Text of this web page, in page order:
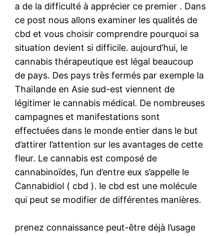
a de la difficulté à apprécier ce premier . Dans
ce post nous allons examiner les qualités de
cbd et vous choisir comprendre pourquoi sa
situation devient si difficile. aujourd’hui, le
cannabis thérapeutique est légal beaucoup
de pays. Des pays très fermés par exemple la
Thaïlande en Asie sud-est viennent de
légitimer le cannabis médical. De nombreuses
campagnes et manifestations sont
effectuées dans le monde entier dans le but
d’attirer l’attention sur les avantages de cette
fleur. Le cannabis est composé de
cannabinoïdes, l’un d’entre eux s’appelle le
Cannabidiol ( cbd ). le cbd est une molécule
qui peut se modifier de différentes manières.
prenez connaissance peut-être déjà l’usage